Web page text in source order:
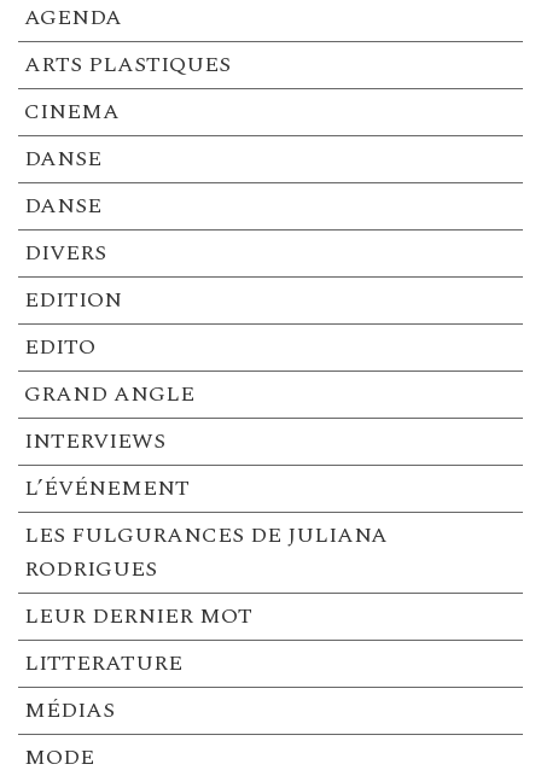
AGENDA
ARTS PLASTIQUES
CINEMA
DANSE
DANSE
DIVERS
EDITION
EDITO
GRAND ANGLE
INTERVIEWS
L’ÉVÉNEMENT
LES FULGURANCES DE JULIANA
RODRIGUES
LEUR DERNIER MOT
LITTERATURE
MÉDIAS
MODE